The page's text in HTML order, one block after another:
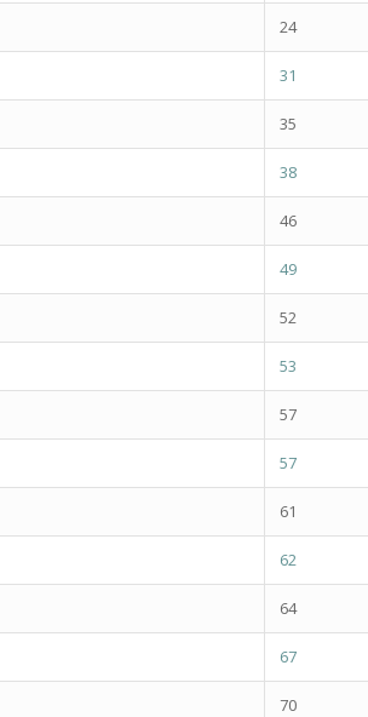
24
31
35
38
46
49
52
53
57
57
61
62
64
67
70